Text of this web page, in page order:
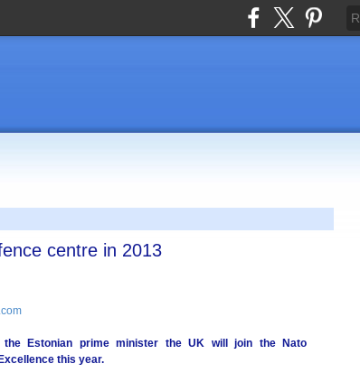
centre in 2013
Estonian prime minister the UK will join the Nato
this year.